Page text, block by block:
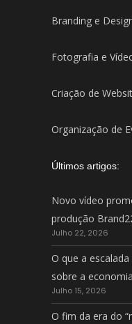
Branding e
Fotografia e
Criação de
Organização de
Últimos artigos:
Novo vídeo
produção
Julho 22, 2026
O que a
sobre a
Julho 15, 2026
O fim da era do